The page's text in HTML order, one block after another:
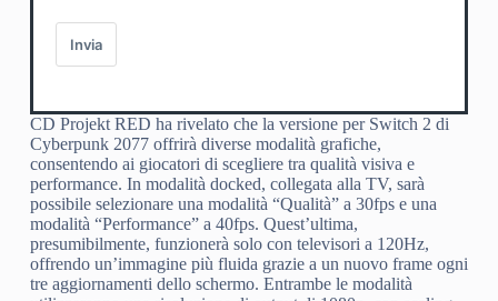
Invia
CD Projekt RED ha rivelato che la versione per Switch 2 di
Cyberpunk 2077 offrirà diverse modalità grafiche,
consentendo ai giocatori di scegliere tra qualità visiva e
performance. In modalità docked, collegata alla TV, sarà
possibile selezionare una modalità “Qualità” a 30fps e una
modalità “Performance” a 40fps. Quest’ultima,
presumibilmente, funzionerà solo con televisori a 120Hz,
offrendo un’immagine più fluida grazie a un nuovo frame ogni
tre aggiornamenti dello schermo. Entrambe le modalità